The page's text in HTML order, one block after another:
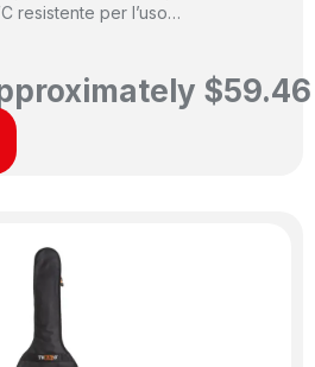
resistente per l’uso…
$59.46